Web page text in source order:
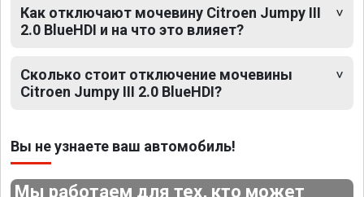
Как отключают мочевину Citroen Jumpy III
2.0 BlueHDI и на что это влияет?
Сколько стоит отключение мочевины
Citroen Jumpy III 2.0 BlueHDI?
Вы не узнаете ваш автомобиль!
Мы работаем для тех, кто может